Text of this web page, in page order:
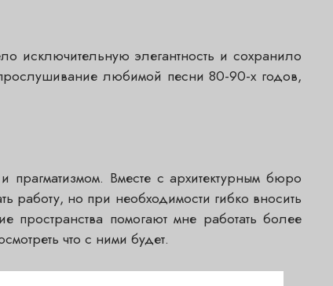
исключительную элегантность и сохранило
любимой песни 80-90-х годов,
Вместе с архитектурным бюро
работу, но при необходимости гибко вносить
пространства помогают мне работать более
что с ними будет.